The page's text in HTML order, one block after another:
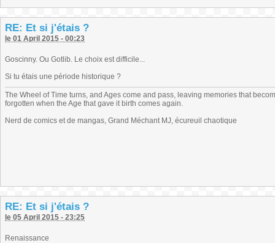
RE: Et si j'étais ?
le 01 April 2015 - 00:23
Goscinny. Ou Gotlib. Le choix est difficile...
Si tu étais une période historique ?
The Wheel of Time turns, and Ages come and pass, leaving memories that
forgotten when the Age that gave it birth comes again.
Nerd de comics et de mangas, Grand Méchant MJ, écureuil chaotique
RE: Et si j'étais ?
le 05 April 2015 - 23:25
Renaissance